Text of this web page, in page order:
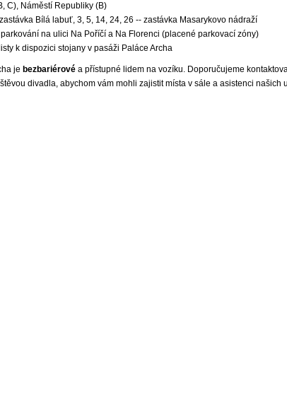
C), Náměstí Republiky (B)
Bílá labuť, 3, 5, 14, 24, 26 -- zastávka Masarykovo nádraží
na ulici Na Poříčí a Na Florenci (placené parkovací zóny)
k dispozici stojany v pasáži Paláce Archa
je bezbariérové a přístupné lidem na vozíku. Doporučujeme
divadla, abychom vám mohli zajistit místa v sále a asistenci našich